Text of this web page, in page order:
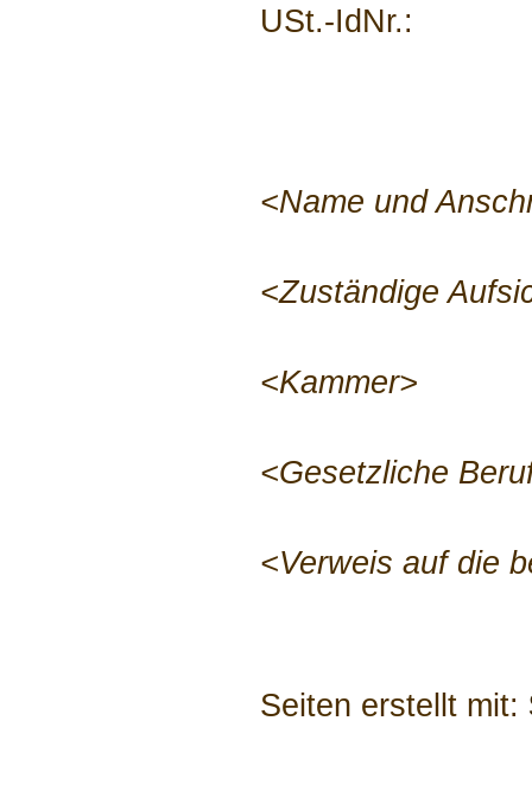
USt.-IdNr.:
<Name und
<Zuständige
<Kammer>
<Gesetzliche
<Verweis auf die
Seiten erstellt mit: